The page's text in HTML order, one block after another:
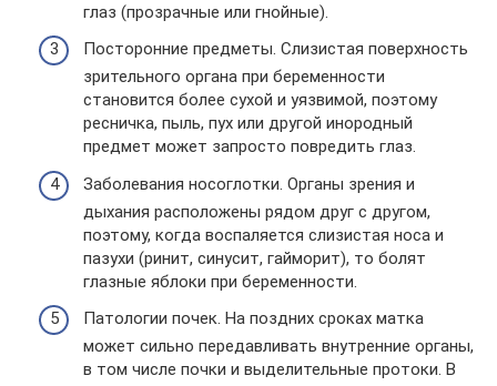
глаз (прозрачные или гнойные).
Посторонние предметы. Слизистая поверхность
зрительного органа при беременности
становится более сухой и уязвимой, поэтому
ресничка, пыль, пух или другой инородный
предмет может запросто повредить глаз.
Заболевания носоглотки. Органы зрения и
дыхания расположены рядом друг с другом,
поэтому, когда воспаляется слизистая носа и
пазухи (ринит, синусит, гайморит), то болят
глазные яблоки при беременности.
Патологии почек. На поздних сроках матка
может сильно передавливать внутренние органы,
в том числе почки и выделительные протоки. В